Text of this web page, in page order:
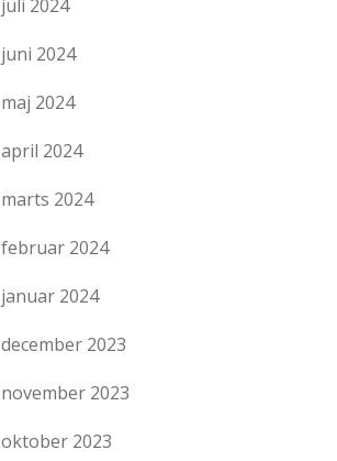
juli 2024
juni 2024
maj 2024
april 2024
marts 2024
februar 2024
januar 2024
december 2023
november 2023
oktober 2023